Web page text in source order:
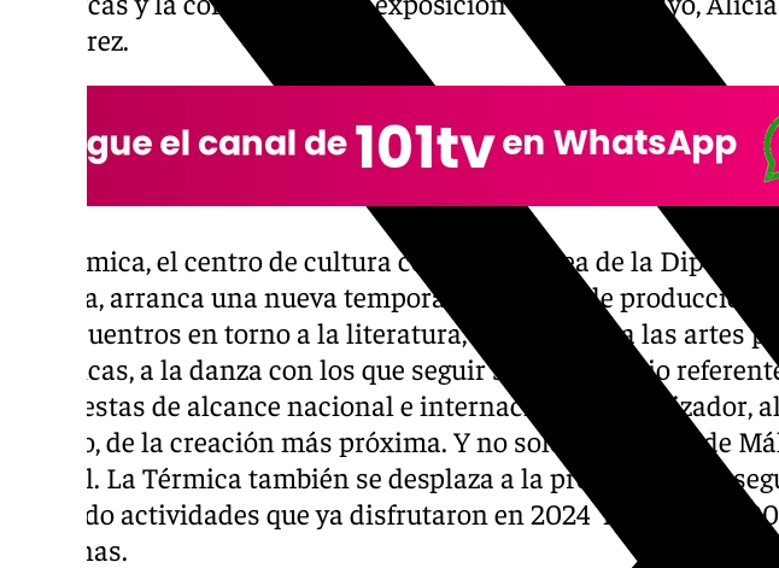
Gutiérrez.
La Térmica, el centro de cultura contemporánea de la
Málaga, arranca una nueva temporada cargada de
de encuentros en torno a la literatura, a la música, a las artes
escénicas, a la danza con los que seguir siendo espacio referente
propuestas de alcance nacional e internacional y catalizador, al
tiempo, de la creación más próxima. Y no solo en su sede de
capital. La Térmica también se desplaza a la provincia para
llevando actividades que ya disfrutaron en 2024 más de 35.000
personas.